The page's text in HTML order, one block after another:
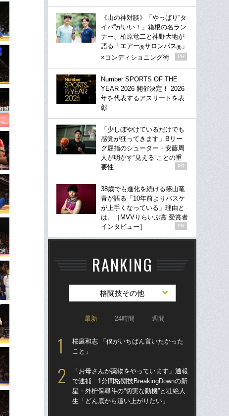
《山の神対談》「やっぱり“タ
イパ”がいい！」箱根の名ラン
ナー、柏原竜二と神野大地が
語る「エアー®サロンパス® 」
×コンディショニング術
PR
Number SPORTS OF THE
YEAR 2026 開催決定！ 2026
年を代表するアスリートを表
彰
「少しぼやけているだけでも
感覚が狂ってきます」Bリー
グ屈指のシューター・安藤周
人が明かす“見える”ことの重
要性
PR
38歳でも進化を続ける篠山竜
青が語る「10年前よりバスケ
が上手くなっている」理由と
は。［MVVりらいぶ賞 受賞者
インタビュー］
PR
RANKING
格闘技その他
最新 24時間 週間
桜庭和志 「僕がいちばん言いたかった
こと」
「お母さんが薬物をやっています」通報
で逮捕…1分間格闘技BreakingDownの新
星・外枦保尋斗の“切実な動機”と壮絶人
生「どん底から這い上がりたい」